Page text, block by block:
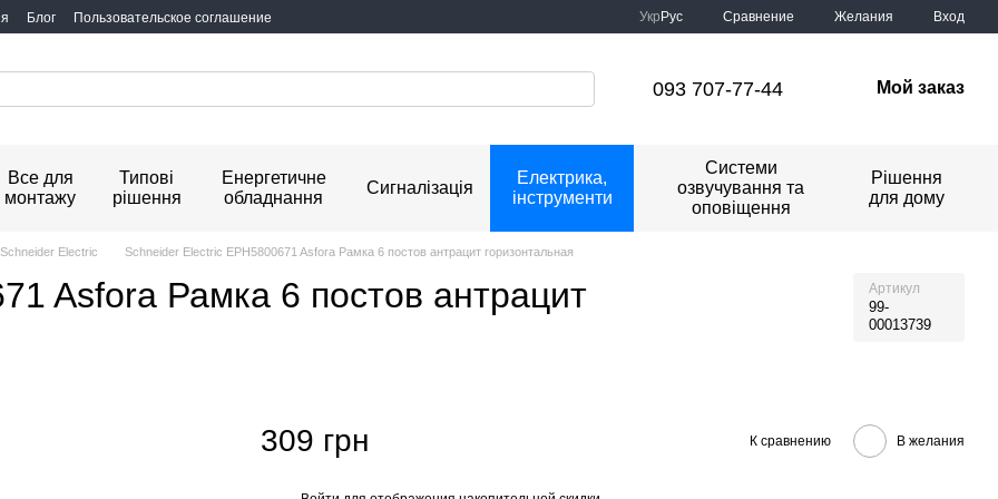
Блог Пользовательское соглашение Укр Рус Сравнение Желания Вход
093 707-77-44 Мой заказ
Все для
монтажу
Типові
рішення
Енергетичне
обладнання
Сигналізація
Електрика,
інструменти
Системи
озвучування та
оповіщення
Рішення
для дому
Electric Schneider Electric EPH5800671 Asfora Рамка 6 постов антрацит горизонтальная
Asfora Рамка 6 постов антрацит
Артикул
99-
00013739
309 грн К сравнению В желания